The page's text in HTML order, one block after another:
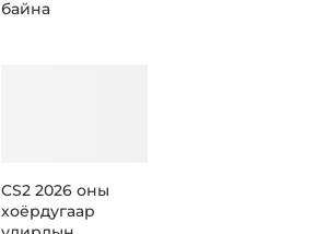
байна
CS2 2026 оны
хоёрдугаар